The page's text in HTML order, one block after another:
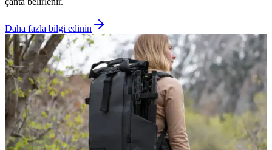
Daha fazla bilgi edinin